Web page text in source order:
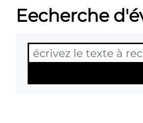
Eecherche
T